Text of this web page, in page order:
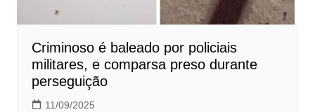
Criminoso é baleado por policiais
militares, e comparsa preso durante
perseguição
11/09/2025